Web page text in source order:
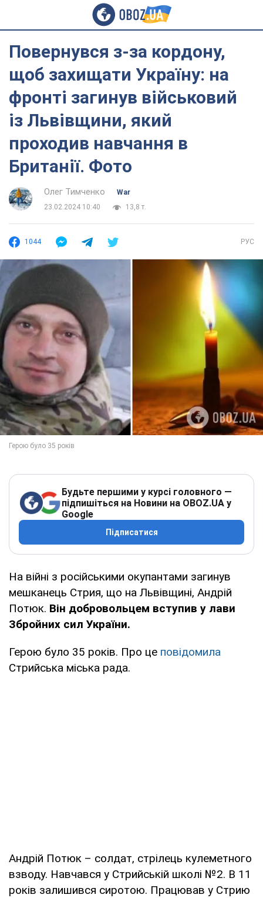
Повернувся з-за кордону,
щоб захищати Україну: на
фронті загинув військовий
із Львівщини, який
проходив навчання в
Британії. Фото
Олег Тимченко
War
23.02.2024 10:40
13,8 т.
1044 РУС
Будьте першими у курсі головного —
підпишіться на Новини на OBOZ.UA у
Google
Підписатися
На війні з російськими окупантами загинув
мешканець Стрия, що на Львівщині, Андрій
Потюк. Він добровольцем вступив у лави
Збройних сил України.
Герою було 35 років. Про це повідомила
Стрийська міська рада.
Андрій Потюк – солдат, стрілець кулеметного
взводу. Навчався у Стрийській школі №2. В 11
років залишився сиротою. Працював у Стрию